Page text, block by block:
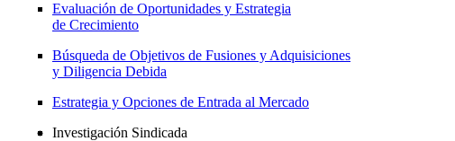
Evaluación de Oportunidades y Estrategia
de Crecimiento
Búsqueda de Objetivos de Fusiones y Adquisiciones
y Diligencia Debida
Estrategia y Opciones de Entrada al Mercado
Investigación Sindicada